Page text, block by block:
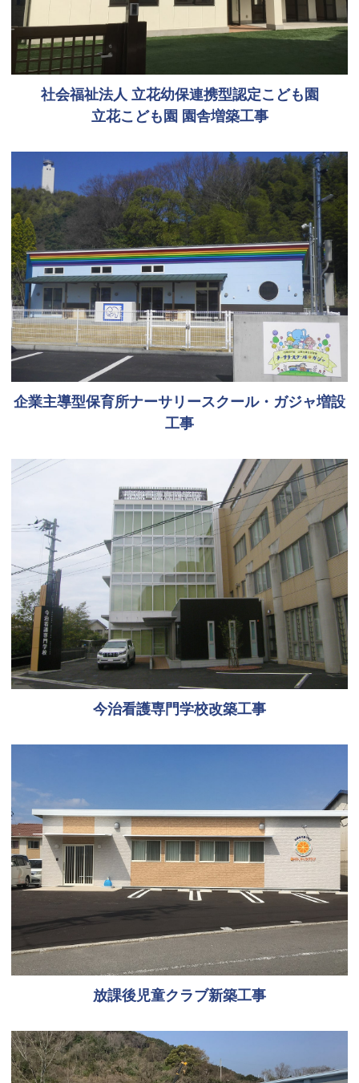
社会福祉法人 立花幼保連携型認定こども園
立花こども園 園舎増築工事
企業主導型保育所ナーサリースクール・ガジャ増設
工事
今治看護専門学校改築工事
放課後児童クラブ新築工事